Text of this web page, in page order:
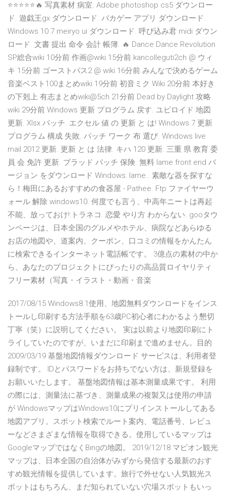
⭐⭐⭐⭐⭐🔥 写真素材 病室. Adobe photoshop cs5 ダウンロー
ド. 遊戯王gx ダウンロード. バカゲー アプリ ダウンロード.
Windows 10 7 meiryo ui ダウンロード. 呼び込み君 midi ダウン
ロード. 文書 提出 命令 会計 帳簿. 🔥 Dance Dance Revolution
SP総合wiki 10分前 作画@wiki 15分前 kancolleguti2ch @ ウィ
キ 15分前 ゴーストパス2 @ wiki 16分前 みんなで決めるゲーム
音楽ベスト100まとめwiki 19分前 初音ミク Wiki 20分前 本好き
の下剋上 有志まとめwiki@5ch 21分前 Dead by Daylight 攻略
wiki 29分前 Windows 更新 プログラム 戻す. ユピロイド 地図
更新. Xlsx パッチ. エクセル 値 の 更新 と は! Windows 7 更新
プログラム 構成 失敗. パッチ ワーク 布 選び. Windows live
mail 2012 更新. 更新 と は 法律. キハ 120 更新. 三重 県 教育 委
員 会 免許 更新. ブラッド パッチ 保険. 無料 lame front end バ
ージョン をダウンロード Windows: lame.. 素敵な器を探すな
ら！梅田にあるおすすめの食器屋 - Pathee. Ftp ファイヤーウ
ォール 解除 windows10. 何度でも言う、中高年ニートは再起
不能、放っておけ!:トラネコ. 恋愛 やり方 わからない. gooタウ
ンページは、日本全国のグルメやホテル、病院などあらゆる
お店の地図や、道案内、クーポン、口コミの情報をかんたん
に検索できるインターネット電話帳です。 3億点の素材の中か
ら、あなたのプロジェクトにぴったりの高品質ロイヤリティ
フリー素材（写真・イラスト・動画・音楽
2017/08/15 Windows8.1使用、地図無料ダウンロードをインス
トールし印刷する方法手順を63歳PC初心者にわかるよう懇切
丁寧（笑）に説明してください。 実は以前より地図印刷にト
ライしていたのですが、いまだに印刷まで進めません。目的
2009/03/19 基盤地図情報ダウンロード サービスは、利用者登
録制です。 IDとパスワードをお持ちでない方は、新規登録を
お願いいたします。 基盤地図情報は基本測量成果です。 利用
の際には、測量法に基づき、測量成果の複製又は使用の申請
が WindowsマップはWindows10にプリインストールしてある
地図アプリ。スポット検索でルート案内、電話番号、レビュ
ーなどさまざまな情報を取得できる。使用しているマップは
GoogleマップではなくBingの地図。 2019/12/18 マピオン観光
マップは、日本全国の自治体がみずから発信する最新のおす
すめ観光情報を提供しています。旅行で外せない人気観光ス
ポットはもちろん、まだ知られていない穴場スポットもいっ